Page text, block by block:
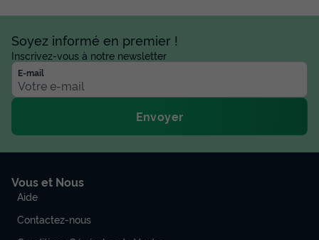
Soyez informé en premier !
Inscrivez-vous à notre newsletter
E-mail
Envoyer
Vous et Nous
Aide
Contactez-nous